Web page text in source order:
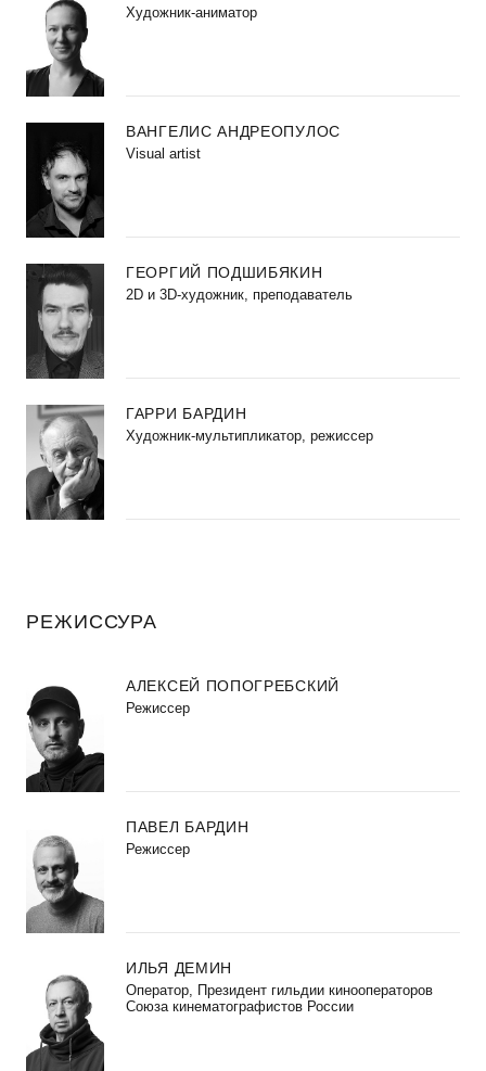
Художник-аниматор
ВАНГЕЛИС АНДРЕОПУЛОС
Visual artist
ГЕОРГИЙ ПОДШИБЯКИН
2D и 3D-художник, преподаватель
ГАРРИ БАРДИН
Художник-мультипликатор, режиссер
РЕЖИССУРА
АЛЕКСЕЙ ПОПОГРЕБСКИЙ
Режиссер
ПАВЕЛ БАРДИН
Режиссер
ИЛЬЯ ДЕМИН
Оператор, Президент гильдии кинооператоров
Союза кинематографистов России